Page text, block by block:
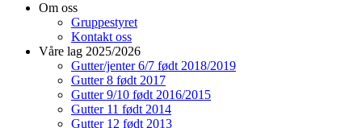
Om oss
Gruppestyret
Kontakt oss
Våre lag 2025/2026
Gutter/jenter 6/7 født 2018/2019
Gutter 8 født 2017
Gutter 9/10 født 2016/2015
Gutter 11 født 2014
Gutter 12 født 2013